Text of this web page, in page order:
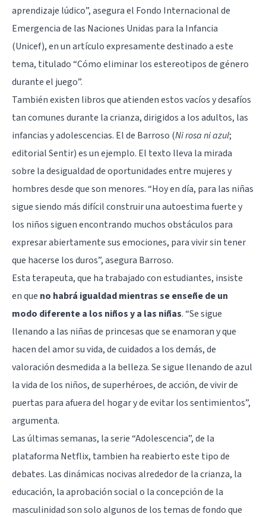
aprendizaje lúdico”, asegura el Fondo Internacional de
Emergencia de las Naciones Unidas para la Infancia
(Unicef), en un artículo expresamente destinado a este
tema, titulado “Cómo eliminar los estereotipos de género
durante el juego”.
También existen libros que atienden estos vacíos y desafíos
tan comunes durante la crianza, dirigidos a los adultos, las
infancias y adolescencias. El de Barroso (Ni rosa ni azul;
editorial Sentir) es un ejemplo. El texto lleva la mirada
sobre la desigualdad de oportunidades entre mujeres y
hombres desde que son menores. “Hoy en día, para las niñas
sigue siendo más difícil construir una autoestima fuerte y
los niños siguen encontrando muchos obstáculos para
expresar abiertamente sus emociones, para vivir sin tener
que hacerse los duros”, asegura Barroso.
Esta terapeuta, que ha trabajado con estudiantes, insiste
en que no habrá igualdad mientras se enseñe de un
modo diferente a los niños y a las niñas. “Se sigue
llenando a las niñas de princesas que se enamoran y que
hacen del amor su vida, de cuidados a los demás, de
valoración desmedida a la belleza. Se sigue llenando de azul
la vida de los niños, de superhéroes, de acción, de vivir de
puertas para afuera del hogar y de evitar los sentimientos”,
argumenta.
Las últimas semanas, la serie “Adolescencia”, de la
plataforma Netflix, tambien ha reabierto este tipo de
debates. Las dinámicas nocivas alrededor de la crianza, la
educación, la aprobación social o la concepción de la
masculinidad son solo algunos de los temas de fondo que